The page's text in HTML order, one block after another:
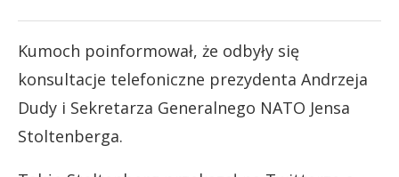
Kumoch poinformował, że odbyły się
konsultacje telefoniczne prezydenta Andrzeja
Dudy i Sekretarza Generalnego NATO Jensa
Stoltenberga.